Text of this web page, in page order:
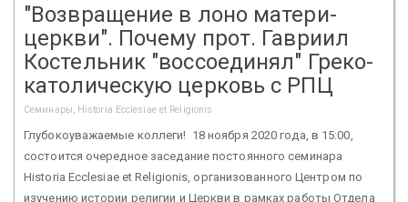
"Возвращение в лоно матери-
церкви". Почему прот. Гавриил
Костельник "воссоединял" Греко-
католическую церковь с РПЦ
Семинары, Historia Ecclesiae et Religionis
Глубокоуважаемые коллеги! 18 ноября 2020 года, в 15:00,
состоится очередное заседание постоянного семинара
Historia Ecclesiae et Religionis, организованного Центром по
изучению истории религии и Церкви в рамках работы Отдела